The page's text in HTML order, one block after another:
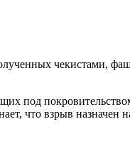
чекистами,
под
что взрыв